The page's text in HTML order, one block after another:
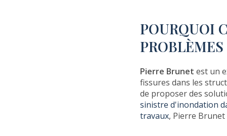
POURQUOI
Pierre Brunet est un
fissures dans les
de proposer des
sinistre d'inondation
travaux, Pierre